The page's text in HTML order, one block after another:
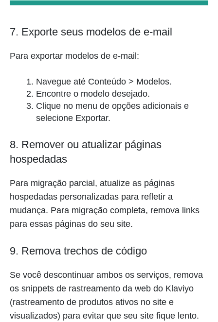
7. Exporte seus modelos de e-mail
Para exportar modelos de e-mail:
Navegue até Conteúdo > Modelos.
Encontre o modelo desejado.
Clique no menu de opções adicionais e
selecione Exportar.
8. Remover ou atualizar páginas
hospedadas
Para migração parcial, atualize as páginas
hospedadas personalizadas para refletir a
mudança. Para migração completa, remova links
para essas páginas do seu site.
9. Remova trechos de código
Se você descontinuar ambos os serviços, remova
os snippets de rastreamento da web do Klaviyo
(rastreamento de produtos ativos no site e
visualizados) para evitar que seu site fique lento.